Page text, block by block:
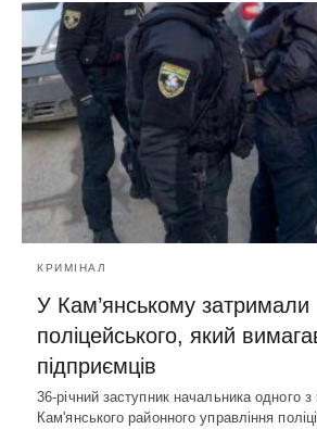
КРИМІНАЛ
У Кам’янському затримали
поліцейського, який
підприємців
36-річний заступник начальника одного з
Кам'янського районного управління